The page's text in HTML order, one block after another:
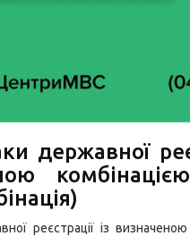
державної
реєстрації із визначеною